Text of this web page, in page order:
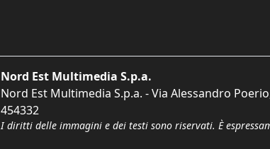
Nord Est Multimedia S.p.a.
Nord Est Multimedia S.p.a. - Via Alessandro Poerio,
454332
I diritti delle immagini e dei testi sono riservati. È